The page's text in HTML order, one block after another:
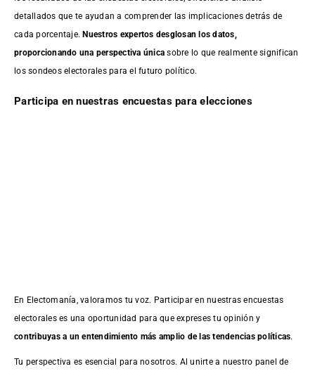
detallados que te ayudan a comprender las implicaciones detrás de
cada porcentaje.Nuestros expertos desglosan los datos,
proporcionando una perspectiva única sobre lo que realmente significan
los sondeos electorales para el futuro político.
Participa en nuestras encuestas para elecciones
En Electomanía, valoramos tu voz. Participar en nuestras encuestas
electorales es una oportunidad para que expreses tu opinión y
contribuyas a un entendimiento más amplio de las tendencias políticas.
Tu perspectiva es esencial para nosotros. Al unirte a nuestro panel de